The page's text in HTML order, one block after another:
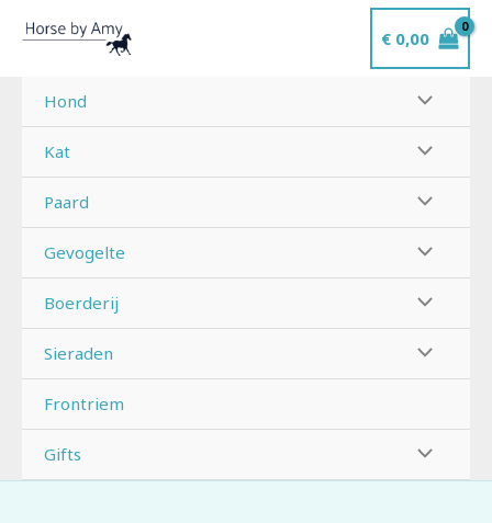
naar
inhoud
€0,00
Hond
Kat
Paard
Gevogelte
Boerderij
Sieraden
Frontriem
Gifts